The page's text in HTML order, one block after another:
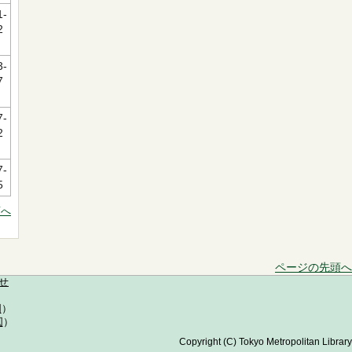
ページの先頭へ
）
）
Copyright (C) Tokyo Metropolitan Library